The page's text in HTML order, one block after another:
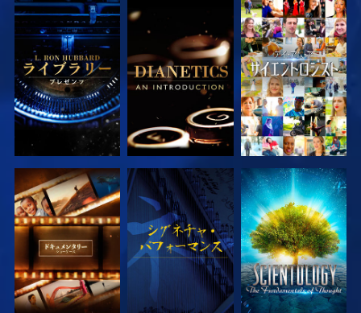
シリーズを探求 シリーズを探求 観る
シリーズを探求 観る シリーズを探求